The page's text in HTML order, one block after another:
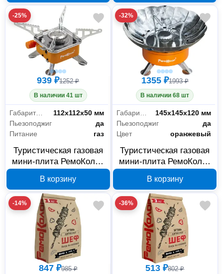
-25%
939 ₽1252 ₽
В наличии 41 шт
Габариты без упаковки
112х112х50 мм
Пьезоподжиг
да
Питание
газ
Туристическая газовая
мини-плита РемоКолор
баллону
В корзину
-32%
1355 ₽1993 ₽
В наличии 68 шт
Габариты без упаковки
145х145х120 мм
Пьезоподжиг
да
Цвет
оранжевый
Туристическая газовая
мини-плита РемоКолор
ветрозащитой
В корзину
-14%
847 ₽985 ₽
-36%
513 ₽802 ₽